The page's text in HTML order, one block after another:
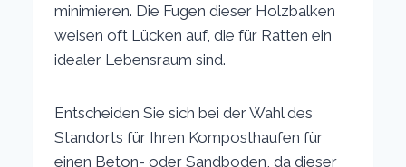
minimieren. Die Fugen dieser Holzbalken
weisen oft Lücken auf, die für Ratten ein
idealer Lebensraum sind.
Entscheiden Sie sich bei der Wahl des
Standorts für Ihren Komposthaufen für
einen Beton- oder Sandboden, da dieser